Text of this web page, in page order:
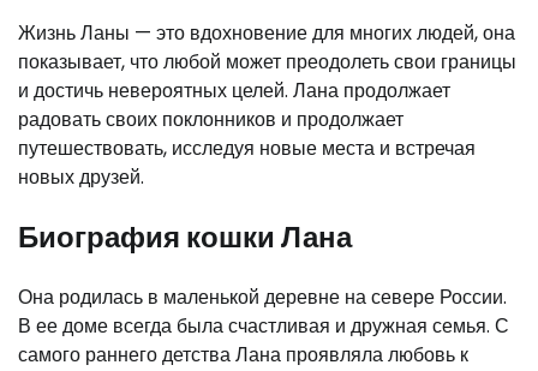
Жизнь Ланы — это вдохновение для многих людей, она
показывает, что любой может преодолеть свои границы
и достичь невероятных целей. Лана продолжает
радовать своих поклонников и продолжает
путешествовать, исследуя новые места и встречая
новых друзей.
Биография кошки Лана
Она родилась в маленькой деревне на севере России.
В ее доме всегда была счастливая и дружная семья. С
самого раннего детства Лана проявляла любовь к